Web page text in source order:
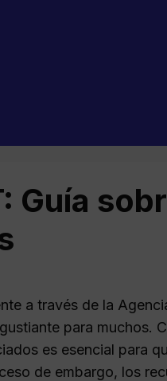
Guía
a través de la
para muchos.
es esencial para
de embargo, los